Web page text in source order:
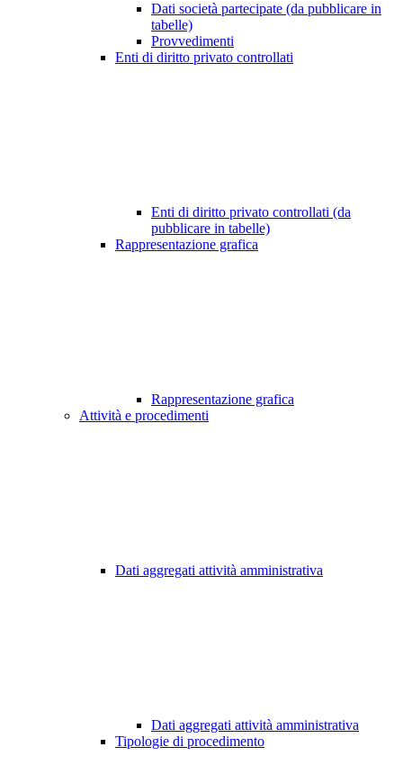
Dati società partecipate (da pubblicare in
tabelle)
Provvedimenti
Enti di diritto privato controllati
Enti di diritto privato controllati (da
pubblicare in tabelle)
Rappresentazione grafica
Rappresentazione grafica
Attività e procedimenti
Dati aggregati attività amministrativa
Dati aggregati attività amministrativa
Tipologie di procedimento